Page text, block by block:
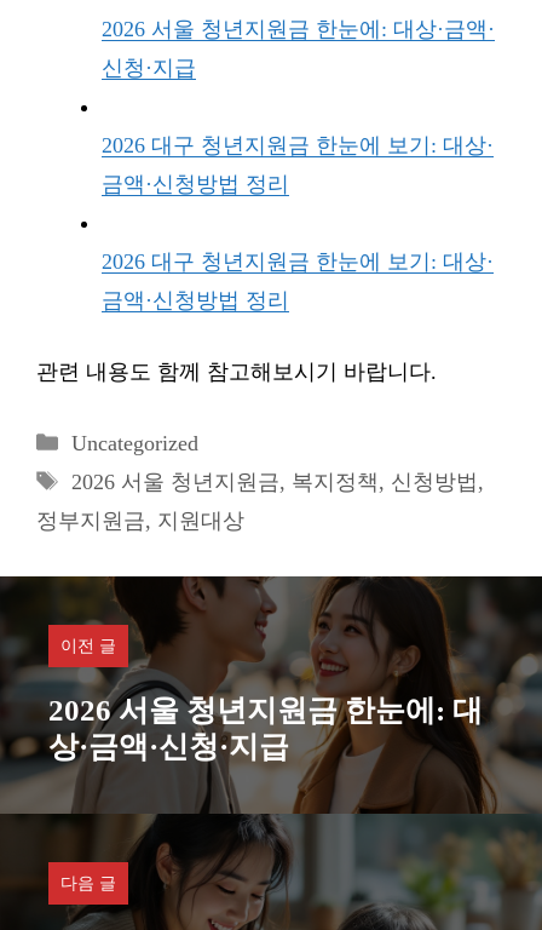
2026 서울 청년지원금 한눈에: 대상·금액·
신청·지급
2026 대구 청년지원금 한눈에 보기: 대상·
금액·신청방법 정리
2026 대구 청년지원금 한눈에 보기: 대상·
금액·신청방법 정리
관련 내용도 함께 참고해보시기 바랍니다.
카
테
리
Uncategorized
태
그
2026 서울 청년지원금, 복지정책, 신청방법 ,
정부지원금, 지원대상
이전 글
2026 서울 청년지원금 한눈에: 대
상·금액·신청·지급
다음 글